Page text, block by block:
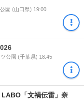
園 (山口県) 19:00
公園 (千葉県) 18:45
「文禍伝雷」奈